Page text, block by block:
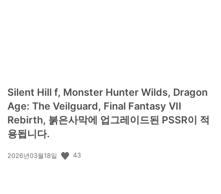
Silent Hill f, Monster Hunter Wilds, Dragon
Age: The Veilguard, Final Fantasy VII
Rebirth, 붉은사막에 업그레이드된 PSSR이 적
용됩니다.
공
2026년03월18일 43